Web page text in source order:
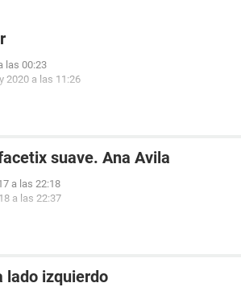
las 00:23
2020 a las 11:26
suave. Ana Avila
a las 22:18
a las 22:37
lado izquierdo